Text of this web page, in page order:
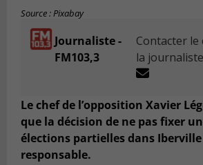
Source : Pixabay
Journaliste -
FM103,3
Contacter le
la
Le chef de l’opposition Xavier
que la décision de ne pas fixer
élections partielles dans
responsable.